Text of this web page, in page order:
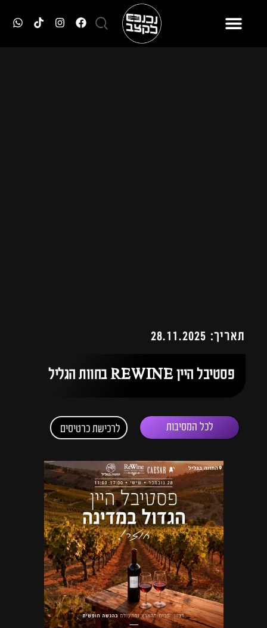
תאריך: 28.11.2025
פסטיבל היין REWINE בחוות הגליל
לכל המסיבות לרכישת כרטיסים